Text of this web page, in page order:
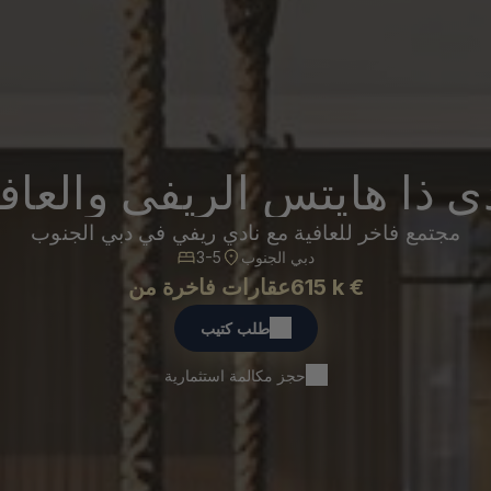
ذا هايتس الريفي
مجتمع فاخر للعافية مع نادي ريفي في دبي الجنوب
3-5 دبي الجنوب
عقارات فاخرة من615 k €
طلب كتيب
حجز مكالمة استثمارية